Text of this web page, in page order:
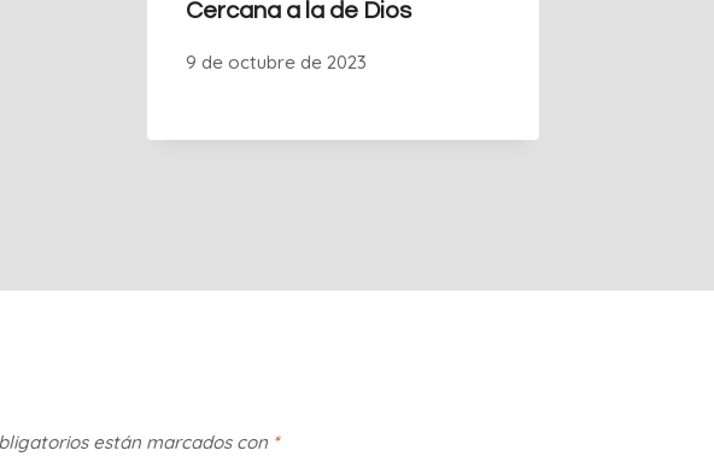
Cercana a la de Dios
9 de octubre de 2023
están marcados con *